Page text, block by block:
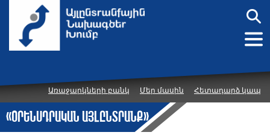
Առաջարկների բանկ Մեր մասին Հետադարձ կապ
«Օրենսդրական այլընտրանք»